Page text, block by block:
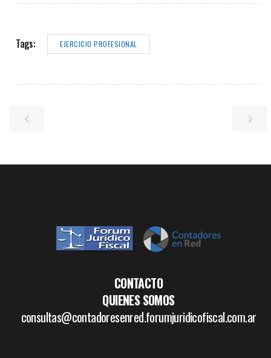
Tags: EJERCICIO PROFESIONAL
CONTACTO
QUIENES SOMOS
consultas@contadoresenred.forumjuridicofiscal.com.ar